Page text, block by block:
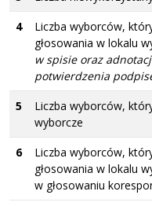
4
Liczba wyborców,
głosowania w lokalu
w spisie oraz
potwierdzenia
5
Liczba wyborców,
wyborcze
6
Liczba wyborców,
głosowania w lokalu
w głosowaniu